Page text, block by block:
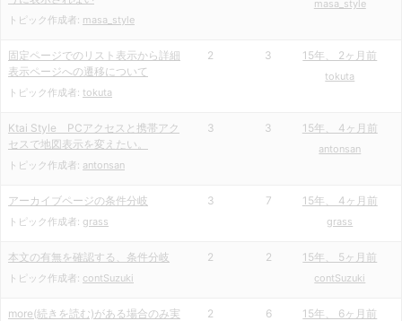
トピック作成者: masa_style
masa_style
固定ページでのリスト表示から詳細
表示ページへの遷移について
トピック作成者: tokuta
2 3 15年、 2ヶ月前
tokuta
Ktai Style PCアクセスと携帯アク
セスで地図表示を変えたい。
トピック作成者: antonsan
3 3 15年、 4ヶ月前
antonsan
アーカイブページの条件分岐
トピック作成者: grass
3 7 15年、 4ヶ月前
grass
本文の有無を確認する、条件分岐
トピック作成者: contSuzuki
2 2 15年、 5ヶ月前
contSuzuki
more(続きを読む)がある場合のみ実
2 6 15年、 6ヶ月前